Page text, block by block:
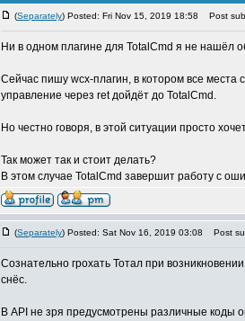
(Separately) Posted: Fri Nov 15, 2019 18:58 Post
Ни в одном плагине для TotalCmd я не нашёл
Сейчас пишу wcx-плагин, в котором все
управление через ret дойдёт до TotalCmd.
Но честно говоря, в этой ситуации просто
Так может так и стоит делать?
В этом случае TotalCmd завершит работу с
(Separately) Posted: Sat Nov 16, 2019 03:08 Post
Сознательно грохать Тотал при
снёс.
В API не зря предусмотрены различные коды